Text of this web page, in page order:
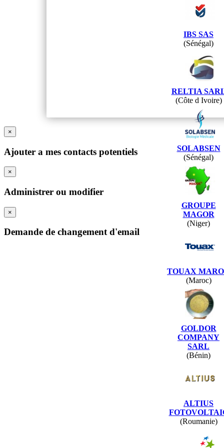
IBS SAS
(Sénégal)
RELTIA
(Côte d Ivoire)
SOLABSEN
(Sénégal)
GROUPE
MAGOR
(Niger)
TOUAX
(Maroc)
GOLDOR
COMPANY
SARL
(Bénin)
ALTIUS
(Roumanie)
×
Ajouter a mes contacts potentiels
×
Administrer ou modifier
×
Demande de changement d'email